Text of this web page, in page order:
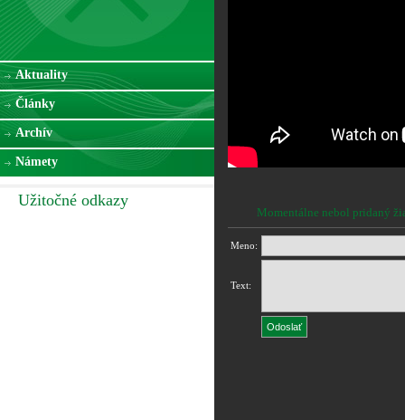
Aktuality
Články
Archív
Námety
Užitočné odkazy
Momentálne nebol pridaný
Meno:
Text: